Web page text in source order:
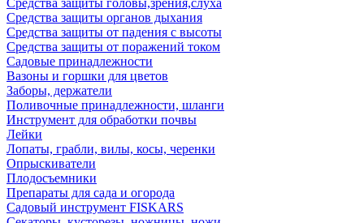
Средства защиты головы,зрения,слуха
Средства защиты органов дыхания
Средства защиты от падения с высоты
Средства защиты от поражений током
Садовые принадлежности
Вазоны и горшки для цветов
Заборы, держатели
Поливочные принадлежности, шланги
Инструмент для обработки почвы
Лейки
Лопаты, грабли, вилы, косы, черенки
Опрыскиватели
Плодосъемники
Препараты для сада и огорода
Садовый инструмент FISKARS